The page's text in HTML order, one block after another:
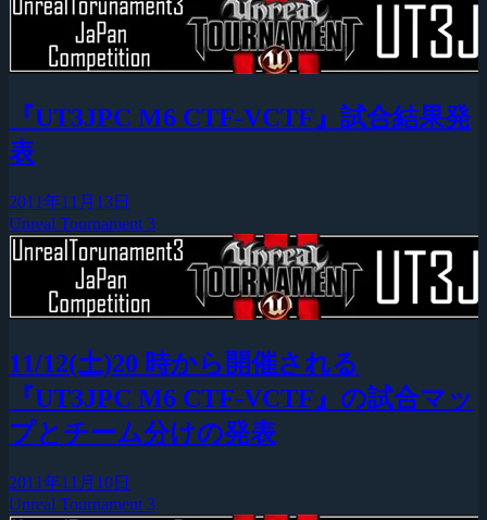
『UT3JPC M6 CTF-VCTF』試合結果発
表
2011年11月13日
Unreal Tournament 3
11/12(土)20 時から開催される
『UT3JPC M6 CTF-VCTF』の試合マッ
プとチーム分けの発表
2011年11月10日
Unreal Tournament 3